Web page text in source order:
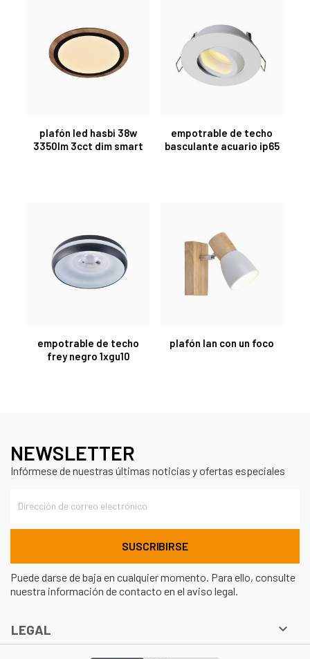
plafón led hasbi 38w
3350lm 3cct dim smart
empotrable de techo
basculante acuario ip65
empotrable de techo
frey negro 1xgu10
plafón lan con un foco
NEWSLETTER
Infórmese de nuestras últimas noticias y ofertas especiales
Puede darse de baja en cualquier momento. Para ello, consulte
nuestra información de contacto en el aviso legal.
LEGAL 